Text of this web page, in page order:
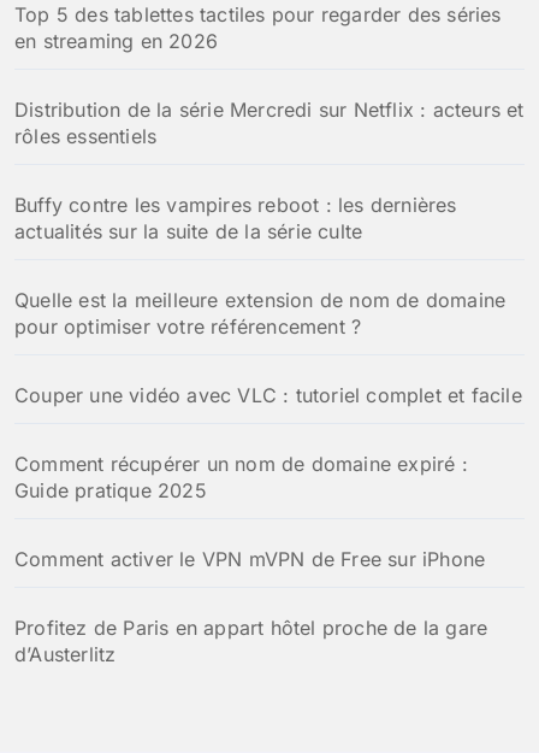
Top 5 des tablettes tactiles pour regarder des séries
en streaming en 2026
Distribution de la série Mercredi sur Netflix : acteurs et
rôles essentiels
Buffy contre les vampires reboot : les dernières
actualités sur la suite de la série culte
Quelle est la meilleure extension de nom de domaine
pour optimiser votre référencement ?
Couper une vidéo avec VLC : tutoriel complet et facile
Comment récupérer un nom de domaine expiré :
Guide pratique 2025
Comment activer le VPN mVPN de Free sur iPhone
Profitez de Paris en appart hôtel proche de la gare
d’Austerlitz